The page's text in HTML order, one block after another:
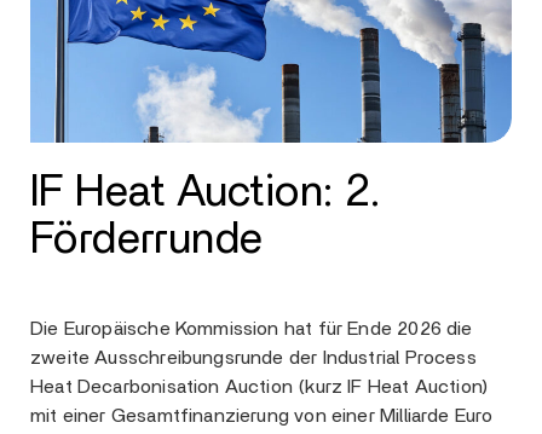
IF Heat Auction: 2.
Förderrunde
Die Europäische Kommission hat für Ende 2026 die
zweite Ausschreibungsrunde der Industrial Process
Heat Decarbonisation Auction (kurz IF Heat Auction)
mit einer Gesamtfinanzierung von einer Milliarde Euro